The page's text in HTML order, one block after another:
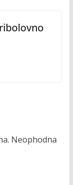
Neophodna